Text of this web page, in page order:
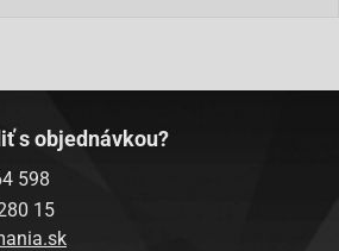
s objednávkou?
598
15